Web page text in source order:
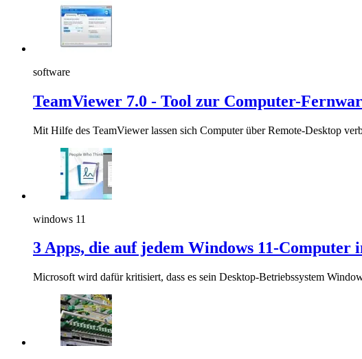
software
TeamViewer 7.0 - Tool zur Computer-
Mit Hilfe des TeamViewer lassen sich Computer über Remote-Desktop
windows 11
3 Apps, die auf jedem Windows 11-Computer
Microsoft wird dafür kritisiert, dass es sein Desktop-Betriebssystem